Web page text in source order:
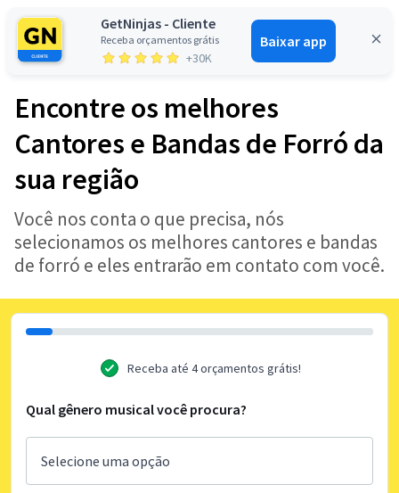
GetNinjas - Cliente
Receba orçamentos grátis
+30K
Baixar app
Entrar
Encontre os melhores
Cantores e Bandas de Forró da
sua região
Você nos conta o que precisa, nós
selecionamos os melhores cantores e bandas
de forró e eles entrarão em contato com você.
Receba até 4 orçamentos grátis!
Qual gênero musical você procura?